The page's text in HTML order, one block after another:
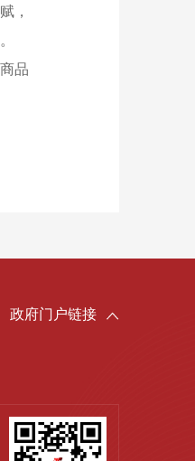
，
品
政府门户链接